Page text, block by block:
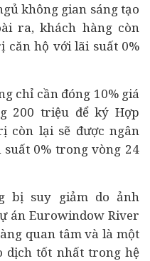
không gian sáng tạo
ra, khách hàng còn
căn hộ với lãi suất 0%
chỉ cần đóng 10% giá
200 triệu để ký Hợp
còn lại sẽ được ngân
0% trong vòng 24
bị suy giảm do ảnh
án Eurowindow River
quan tâm và là một
dịch tốt nhất trong hệ